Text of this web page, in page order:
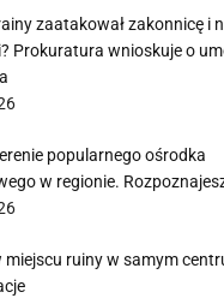
zaatakował zakonnicę i
Prokuratura wnioskuje o
popularnego ośrodka
w regionie.
miejscu ruiny w samym